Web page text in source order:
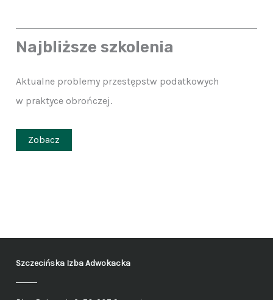
Najbliższe szkolenia
Aktualne problemy przestępstw podatkowych
w praktyce obrończej.
Zobacz
Szczecińska Izba Adwokacka